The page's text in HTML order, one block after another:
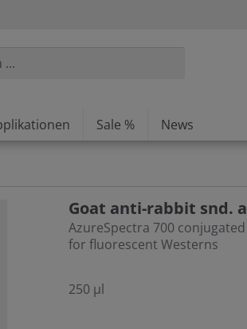
Sale % News
Goat anti-rabbit snd.
AzureSpectra 700
for fluorescent Westerns
250 µl